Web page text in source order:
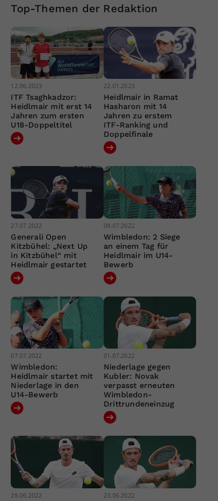
Top-Themen der Redaktion
12.06.2023
ITF Tsaghkadzor:
Heidlmair mit erst 14
Jahren zum ersten
U18-Doppeltitel
22.01.2023
Heidlmair in Ramat
Hasharon mit 14
Jahren zu erstem
ITF-Ranking und
Doppelfinale
27.07.2022
Generali Open
Kitzbühel: „Next Up
in Kitzbühel“ mit
Heidlmair gestartet
09.07.2022
Wimbledon: 2 Siege
an einem Tag für
Heidlmair im U14-
Bewerb
07.07.2022
Wimbledon:
Heidlmair startet mit
Niederlage in den
U14-Bewerb
01.07.2022
Niederlage gegen
Kubler: Novak
verpasst erneuten
Wimbledon-
Drittrundeneinzug
28.06.2022 23.06.2022